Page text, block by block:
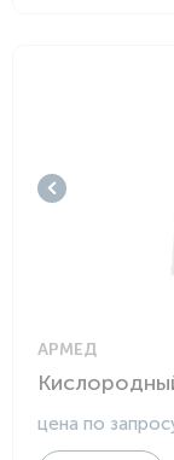
АРМЕД
цена по